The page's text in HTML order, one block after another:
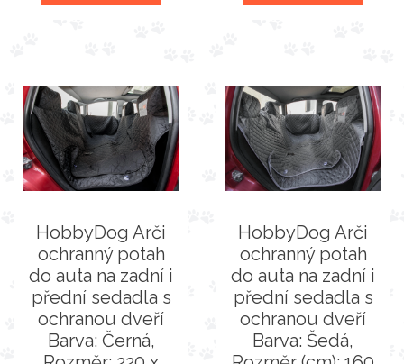
HobbyDog Arči
ochranný potah
do auta na zadní i
přední sedadla s
ochranou dveří
Barva: Černá,
HobbyDog Arči
ochranný potah
do auta na zadní i
přední sedadla s
ochranou dveří
Barva: Šedá,